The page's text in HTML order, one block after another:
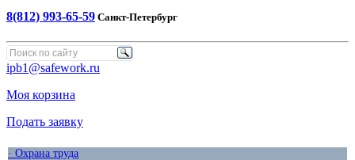
8(812) 993-65-59 Санкт-Петербург
ipb1@safework.ru
Моя корзина
Подать заявку
· Охрана труда